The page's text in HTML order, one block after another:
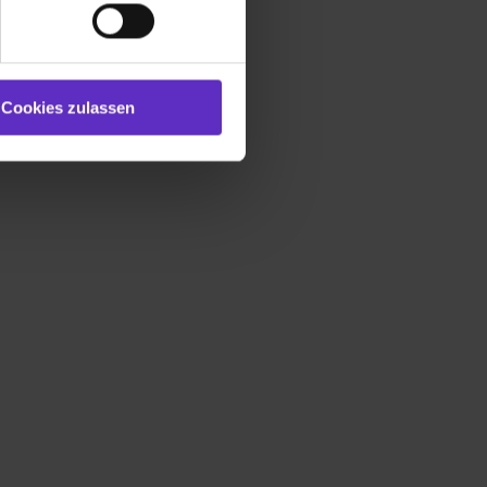
bereitgestellt hast oder die
auch damit
Media und Marketing“
Cookies zulassen